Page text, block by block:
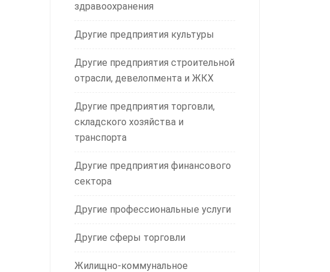
здравоохранения
Другие предприятия культуры
Другие предприятия строительной
отрасли, девелопмента и ЖКХ
Другие предприятия торговли,
складского хозяйства и
транспорта
Другие предприятия финансового
сектора
Другие профессиональные услуги
Другие сферы торговли
Жилищно-коммунальное